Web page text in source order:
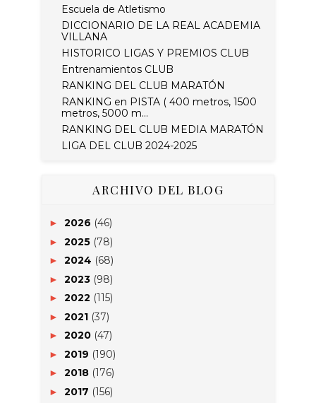
Escuela de Atletismo
DICCIONARIO DE LA REAL ACADEMIA
VILLANA
HISTORICO LIGAS Y PREMIOS CLUB
Entrenamientos CLUB
RANKING DEL CLUB MARATÓN
RANKING en PISTA ( 400 metros, 1500
metros, 5000 m...
RANKING DEL CLUB MEDIA MARATÓN
LIGA DEL CLUB 2024-2025
ARCHIVO DEL BLOG
► 2026 (46)
► 2025 (78)
► 2024 (68)
► 2023 (98)
► 2022 (115)
► 2021 (37)
► 2020 (47)
► 2019 (190)
► 2018 (176)
► 2017 (156)